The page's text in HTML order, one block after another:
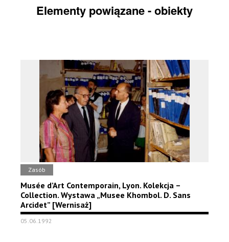
Elementy powiązane - obiekty
Zasób
Musée d’Art Contemporain, Lyon. Kolekcja –
Collection. Wystawa „Musee Khombol. D. Sans
Arcidet” [Wernisaż]
05.06.1992